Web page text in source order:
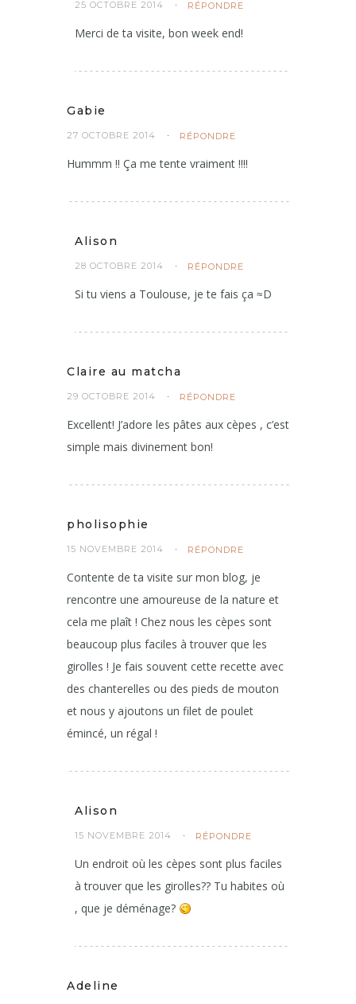
25 OCTOBRE 2014 RÉPONDRE
Merci de ta visite, bon week end!
Gabie
27 OCTOBRE 2014 RÉPONDRE
Hummm !! Ça me tente vraiment !!!!
Alison
28 OCTOBRE 2014 RÉPONDRE
Si tu viens a Toulouse, je te fais ça ≈D
Claire au matcha
29 OCTOBRE 2014 RÉPONDRE
Excellent! J’adore les pâtes aux cèpes , c’est
simple mais divinement bon!
pholisophie
15 NOVEMBRE 2014 RÉPONDRE
Contente de ta visite sur mon blog, je
rencontre une amoureuse de la nature et
cela me plaît ! Chez nous les cèpes sont
beaucoup plus faciles à trouver que les
girolles ! Je fais souvent cette recette avec
des chanterelles ou des pieds de mouton
et nous y ajoutons un filet de poulet
émincé, un régal !
Alison
15 NOVEMBRE 2014 RÉPONDRE
Un endroit où les cèpes sont plus faciles
à trouver que les girolles?? Tu habites où
, que je déménage?
Adeline